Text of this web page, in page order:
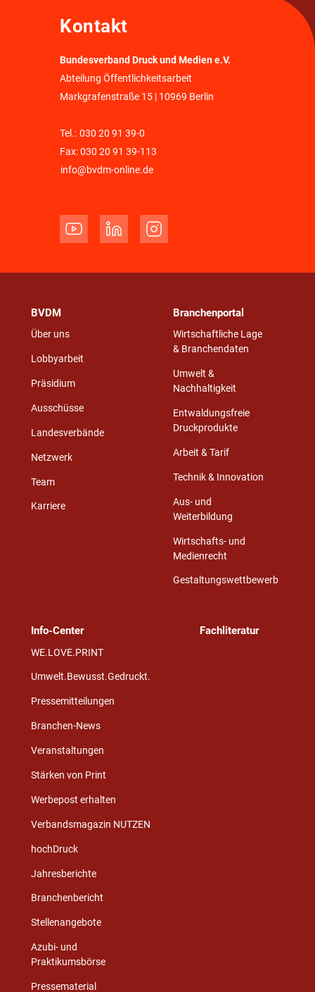
Kontakt
Bundesverband Druck und Medien e.V.
Abteilung Öffentlichkeitsarbeit
Markgrafenstraße 15 | 10969 Berlin
Tel.: 030 20 91 39-0
Fax: 030 20 91 39-113
info@bvdm-online.de
BVDM
Über uns
Lobbyarbeit
Präsidium
Ausschüsse
Landesverbände
Netzwerk
Team
Karriere
Branchenportal
Wirtschaftliche Lage
& Branchendaten
Umwelt &
Nachhaltigkeit
Entwaldungsfreie
Druckprodukte
Arbeit & Tarif
Technik & Innovation
Aus- und
Weiterbildung
Wirtschafts- und
Medienrecht
Gestaltungswettbewerb
Info-Center
WE.LOVE.PRINT
Umwelt.Bewusst.Gedruckt.
Pressemitteilungen
Branchen-News
Veranstaltungen
Stärken von Print
Werbepost erhalten
Verbandsmagazin NUTZEN
hochDruck
Jahresberichte
Branchenbericht
Stellenangebote
Azubi- und
Praktikumsbörse
Pressematerial
Fachliteratur